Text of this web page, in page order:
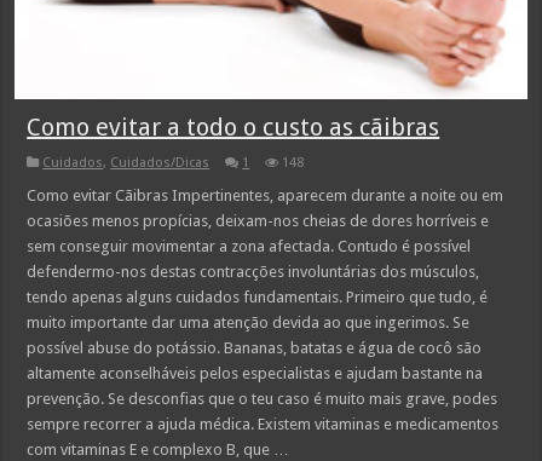
Como evitar a todo o custo as cãibras
Cuidados, Cuidados/Dicas 1 148
Como evitar Cãibras Impertinentes, aparecem durante a noite ou em
ocasiões menos propícias, deixam-nos cheias de dores horríveis e
sem conseguir movimentar a zona afectada. Contudo é possível
defendermo-nos destas contracções involuntárias dos músculos,
tendo apenas alguns cuidados fundamentais. Primeiro que tudo, é
muito importante dar uma atenção devida ao que ingerimos. Se
possível abuse do potássio. Bananas, batatas e água de cocô são
altamente aconselháveis pelos especialistas e ajudam bastante na
prevenção. Se desconfias que o teu caso é muito mais grave, podes
sempre recorrer a ajuda médica. Existem vitaminas e medicamentos
com vitaminas E e complexo B, que …